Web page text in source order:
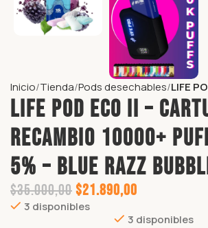
Inicio Tienda Pods desechables LIFE
LIFE POD ECO II –
RECAMBIO 10000+
5% – BLUE RAZZ
$35.000,00$21.890,00
3 disponibles
3 disponibles